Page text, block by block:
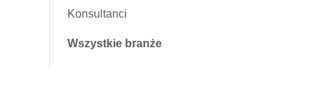
Konsultanci
Wszystkie branże